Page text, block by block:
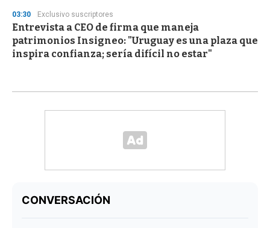
03:30 Exclusivo suscriptores
Entrevista a CEO de firma que maneja
patrimonios Insigneo: "Uruguay es una plaza que
inspira confianza; sería difícil no estar"